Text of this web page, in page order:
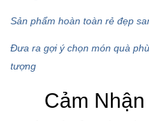
Sản phẩm hoàn toàn rẻ đẹp
Đưa ra gợi ý chọn món quà
tượng
Cảm